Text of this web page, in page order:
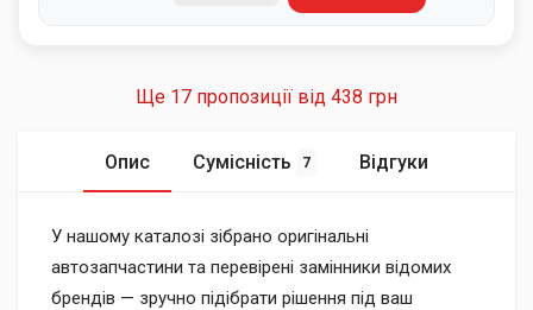
Ще 17 пропозиції від 438 грн
Опис Сумісність 7 Відгуки
У нашому каталозі зібрано оригінальні
автозапчастини та перевірені замінники відомих
брендів — зручно підібрати рішення під ваш